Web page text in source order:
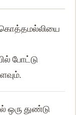
கொத்தமல்லியை
போட்டு
ஒரு துண்டு